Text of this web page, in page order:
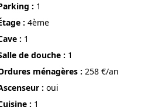
Parking : 1
étage : 4ème
Cave : 1
Salle de douche : 1
Ordures ménagères : 258 €/an
Ascenseur : oui
Cuisine : 1